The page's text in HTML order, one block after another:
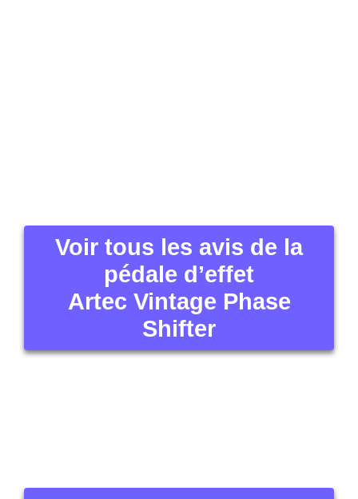
Voir tous les avis de la
pédale d’effet
Artec Vintage Phase
Shifter